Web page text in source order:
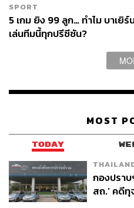
SPORT
5 เกม ยิง 99 ลูก… ทำไม บาเยิ
เล่นทีมนี้ทุกปรีซีซัน?
MOST
TODAY
กองปรา
สถ.’ คดี